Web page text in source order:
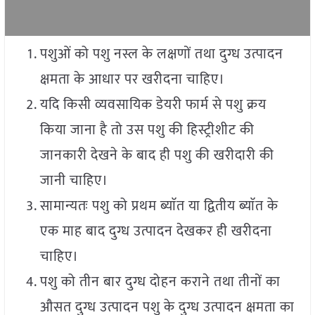
पशुओं को पशु नस्ल के लक्षणों तथा दुग्ध उत्पादन
क्षमता के आधार पर खरीदना चाहिए।
यदि किसी व्यवसायिक डेयरी फार्म से पशु क्रय
किया जाना है तो उस पशु की हिस्ट्रीशीट की
जानकारी देखने के बाद ही पशु की खरीदारी की
जानी चाहिए।
सामान्यतः पशु को प्रथम ब्याॅत या द्वितीय ब्याॅत के
एक माह बाद दुग्ध उत्पादन देखकर ही खरीदना
चाहिए।
पशु को तीन बार दुग्ध दोहन कराने तथा तीनों का
औसत दुग्ध उत्पादन पशु के दुग्ध उत्पादन क्षमता का